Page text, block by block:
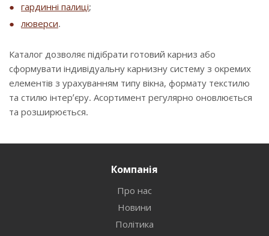
гардинні палиці;
люверси.
Каталог дозволяє підібрати готовий карниз або
сформувати індивідуальну карнизну систему з окремих
елементів з урахуванням типу вікна, формату текстилю
та стилю інтер’єру. Асортимент регулярно оновлюється
та розширюється.
Компанія
Про нас
Новини
Політика